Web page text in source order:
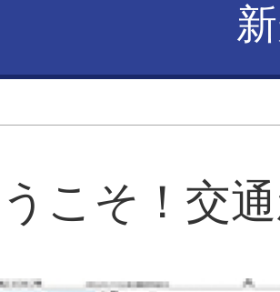
こそ！交